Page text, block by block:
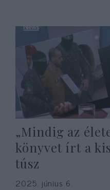
„Mindig az
könyvet írt a
túsz
2025. június 6.